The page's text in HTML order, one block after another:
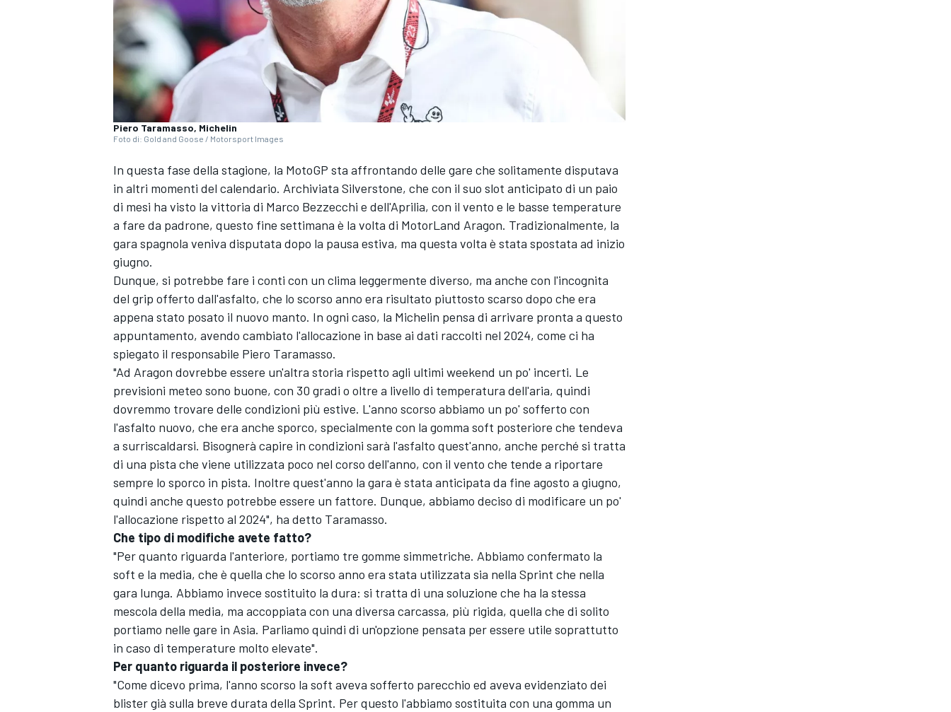
MONOPOSTO
ENDURANCE/GT
Piero Taramasso, Michelin
Foto di: Gold and Goose / Motorsport Images
In questa fase della stagione, la MotoGP sta affrontando delle gare che solitamente disputava
in altri momenti del calendario. Archiviata Silverstone, che con il suo slot anticipato di un paio
di mesi ha visto la vittoria di Marco Bezzecchi e dell'Aprilia, con il vento e le basse temperature
a fare da padrone, questo fine settimana è la volta di MotorLand Aragon. Tradizionalmente, la
gara spagnola veniva disputata dopo la pausa estiva, ma questa volta è stata spostata ad inizio
giugno.
Dunque, si potrebbe fare i conti con un clima leggermente diverso, ma anche con l'incognita
del grip offerto dall'asfalto, che lo scorso anno era risultato piuttosto scarso dopo che era
appena stato posato il nuovo manto. In ogni caso, la Michelin pensa di arrivare pronta a questo
appuntamento, avendo cambiato l'allocazione in base ai dati raccolti nel 2024, come ci ha
spiegato il responsabile Piero Taramasso.
"Ad Aragon dovrebbe essere un'altra storia rispetto agli ultimi weekend un po' incerti. Le
previsioni meteo sono buone, con 30 gradi o oltre a livello di temperatura dell'aria, quindi
dovremmo trovare delle condizioni più estive. L'anno scorso abbiamo un po' sofferto con
l'asfalto nuovo, che era anche sporco, specialmente con la gomma soft posteriore che tendeva
a surriscaldarsi. Bisognerà capire in condizioni sarà l'asfalto quest'anno, anche perché si tratta
di una pista che viene utilizzata poco nel corso dell'anno, con il vento che tende a riportare
sempre lo sporco in pista. Inoltre quest'anno la gara è stata anticipata da fine agosto a giugno,
quindi anche questo potrebbe essere un fattore. Dunque, abbiamo deciso di modificare un po'
l'allocazione rispetto al 2024", ha detto Taramasso.
Che tipo di modifiche avete fatto?
"Per quanto riguarda l'anteriore, portiamo tre gomme simmetriche. Abbiamo confermato la
soft e la media, che è quella che lo scorso anno era stata utilizzata sia nella Sprint che nella
gara lunga. Abbiamo invece sostituito la dura: si tratta di una soluzione che ha la stessa
mescola della media, ma accoppiata con una diversa carcassa, più rigida, quella che di solito
portiamo nelle gare in Asia. Parliamo quindi di un'opzione pensata per essere utile soprattutto
in caso di temperature molto elevate".
Per quanto riguarda il posteriore invece?
"Come dicevo prima, l'anno scorso la soft aveva sofferto parecchio ed aveva evidenziato dei
blister già sulla breve durata della Sprint. Per questo l'abbiamo sostituita con una gomma un